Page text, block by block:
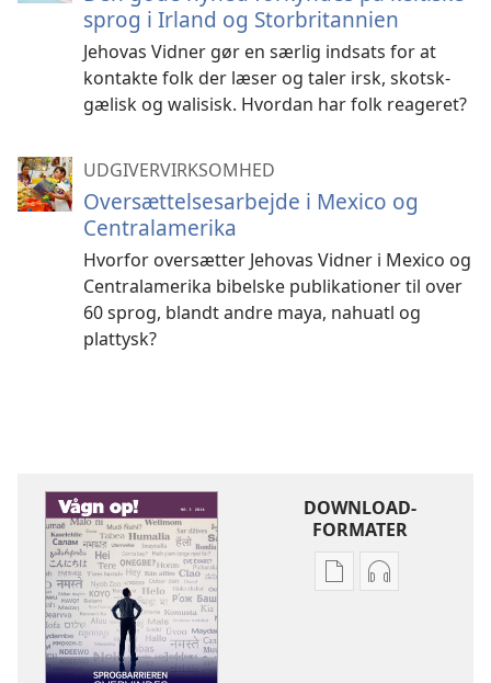
sprog i Irland og Storbritannien
Jehovas Vidner gør en særlig indsats for at
kontakte folk der læser og taler irsk, skotsk-
gælisk og walisisk. Hvordan har folk reageret?
UDGIVERVIRKSOMHED
Oversættelsesarbejde i Mexico og
Centralamerika
Hvorfor oversætter Jehovas Vidner i Mexico og
Centralamerika bibelske publikationer til over
60 sprog, blandt andre maya, nahuatl og
plattysk?
DOWNLOAD-
FORMATER
IndstillingerIndstillinger